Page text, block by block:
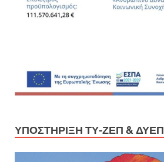
ΥΠΟΣΤΉΡΙΞΗ ΤΥ-ΖΕΠ & ΔΥΕΠ